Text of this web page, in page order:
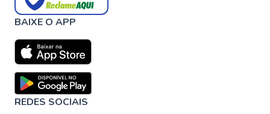
BAIXE O APP
REDES SOCIAIS